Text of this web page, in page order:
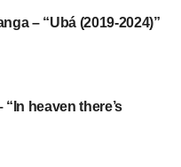
– “Ubá (2019-2024)”
heaven there’s